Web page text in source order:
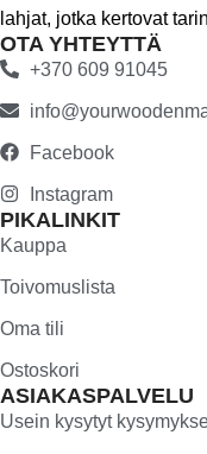
lahjat, jotka kertovat
OTA YHTEYTTÄ
+370 609 91045
Facebook
Instagram
PIKALINKIT
Kauppa
Toivomuslista
Oma tili
Ostoskori
ASIAKASPALVELU
Usein kysytyt